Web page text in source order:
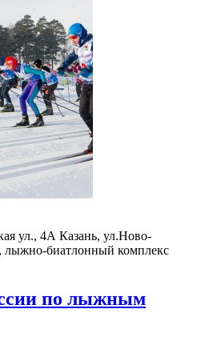
ул., 4А Казань, ул.Ново-
лыжно-биатлонный комплекс
по лыжным